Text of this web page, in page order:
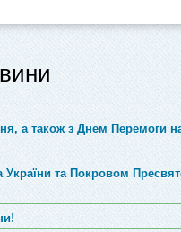
а також з Днем Перемоги
та Покровом